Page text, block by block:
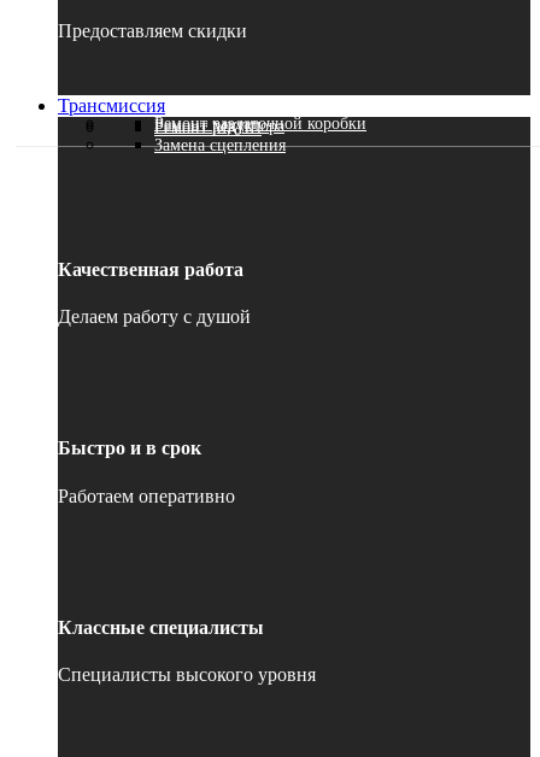
Предоставляем скидки
Трансмиссия
Ремонт МКПП
Ремонт редуктора
Ремонт раздаточной коробки
Замена сцепления
Качественная работа
Делаем работу с душой
Быстро и в срок
Работаем оперативно
Классные специалисты
Специалисты высокого уровня